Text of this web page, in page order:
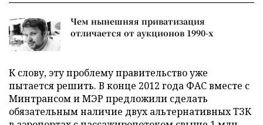
Чем нынешняя приватизация
отличается от аукционов 1990-х
К слову, эту проблему правительство уже
пытается решить. В конце 2012 года ФАС вместе с
Минтрансом и МЭР предложили сделать
обязательным наличие двух альтернативных ТЗК